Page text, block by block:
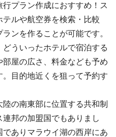
プラン作成におすすめ！ス
ルや航空券を検索・比較
ンを作ることが可能です。
ういったホテルで宿泊する
屋の広さ、料金なども予め
目的地近くを狙って予約す
の南東部に位置する共和制
邦の加盟国でもありまし
ありマラウイ湖の西岸にあ